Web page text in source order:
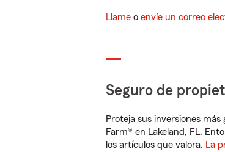
Llame o envíe un correo
Seguro de
Proteja sus inversiones
Farm® en Lakeland, FL.
los artículos que valora. La